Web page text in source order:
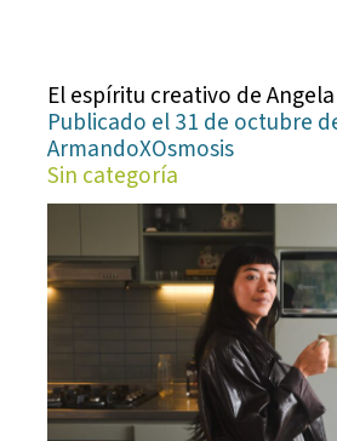
El espíritu creativo de
Publicado el 31 de octubre
ArmandoXOsmosis
Sin categoría